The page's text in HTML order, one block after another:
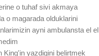
o tuhaf sivi akmaya
o magarada olduklarini
ayni ambulansta el el
King'in yazdigini belirtmek